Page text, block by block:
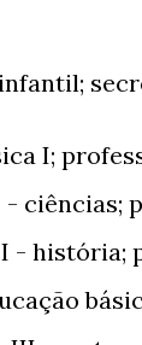
I;
ciências;
- história;